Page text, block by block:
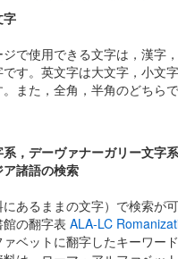
字
ジで使用できる文字は，漢字
す。英文字は大文字，小文
また，全角，半角のどちら
，デーヴァナーガリー文字
諸語の検索
にあるままの文字）で検索が
館の翻字表 ALA-LC
ベットに翻字したキーワー